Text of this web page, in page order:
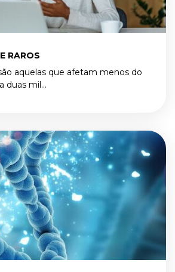
RAROS
aquelas que afetam menos do
duas mil...